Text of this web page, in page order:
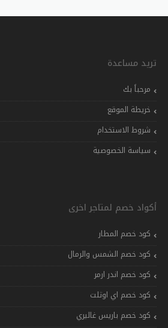
تريد مساعدة
مرحباً بك
خريطة الموقع
شروط الاستخدام
سياسة الخصوصية
أكواد خصم لمتاجر اخرى
كود خصم المطار
كود خصم الشمس والرمال
كود خصم اندر ارمر
كود خصم اي اوتلت
كود خصم باريس غاليري